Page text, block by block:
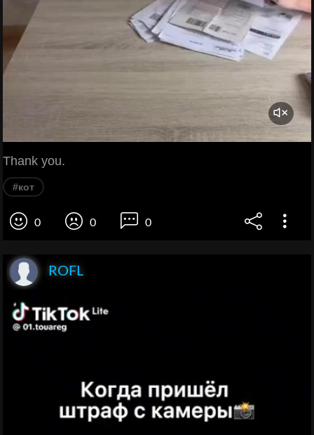
Thank you.
#кот
0 0 0
ROFL